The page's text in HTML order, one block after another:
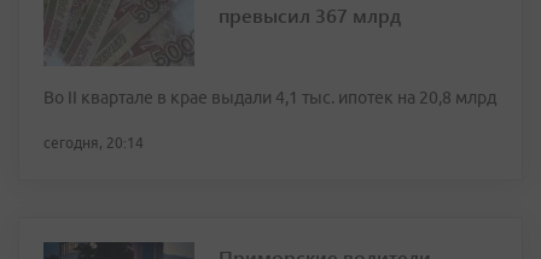
превысил 367 млрд
Во II квартале в крае выдали 4,1 тыс. ипотек на 20,8 млрд
сегодня, 20:14